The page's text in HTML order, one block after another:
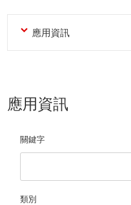
應用資訊
應用資訊
關鍵字
類別